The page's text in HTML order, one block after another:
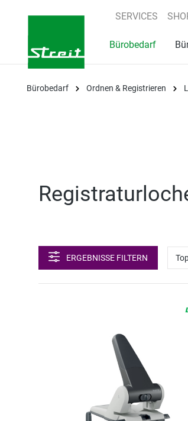
Zur Hauptnavigation springen
SERVICES
Bürobedarf
Bürobedarf Ordnen & Registrieren
ERGEBNISSE FILTERN